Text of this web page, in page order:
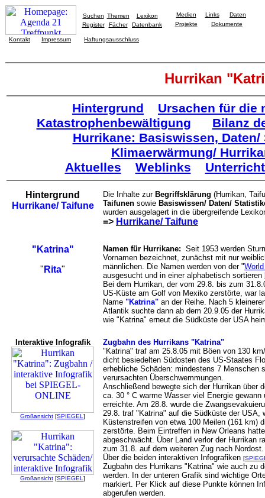
Suchen Themen
Lexikon
Register
Fächer Datenbank
Medien Links
Daten
Projekte
Dokumente
Kontakt Impressum Haftungsausschluss
Hurrikan
Hintergrund
Ursachen für die
Katastrophenbewältigung
Bilanz
Hurrikane: Basiswissen,
Klimaerwärmung/
Aktuelles
Weblinks
Hintergrund
Hurrikane/ Taifune
Die Inhalte zur Begriffsklärung (Hurrikan,
Taifunen sowie Basiswissen/ Daten/
wurden ausgelagert in die übergreifende
=> Hurrikane/ Taifune
"Katrina"
" Rita"
Namen für Hurrikane: Seit 1953 werden
Vornamen bezeichnet, zunächst mit nur
männlichen. Die Namen werden von der "
ausgesucht und in einer alphabetisch sortieren
Bei dem Hurrikan, der vom 29.8. bis zum
US-Küste am Golf von Mexiko zerstörte, war
Name "Katrina" an der Reihe. Nach 5
Atlantik suchte dann ab dem 20.9.05 der
wie "Katrina" erneut die Südküste der USA
Interaktive Infografik
Großansicht [SPIEGEL ]
Großansicht [SPIEGEL ]
Zugbahn des Hurrikans "Katrina"
"Katrina" traf am 25.8.05 mit Böen von 130
dicht besiedelten Südosten des US-Staates
erhebliche Schäden: mindestens 7 Menschen
verursachten Überschwemmungen.
Anschließend bewegte sich der Hurrikan über
ca. 30 ° C warme Wasser viel Energie
erreichte. Am 28.8. wurde die
29.8. traf "Katrina" auf die Südküste der USA,
Küstenstreifen von etwa 100 Meilen (161 km)
zerstörte. Beim Eintreffen in New Orleans
abgeschwächt. Über Land verlor der Hurrikan
zum 31.8. auf dem weiteren Zug nach Nordost.
Über die beiden interaktiven Infografiken [
Zugbahn des Hurrikans "Katrina" wie auch zu
werden. In der unteren Grafik sind wichtige
markiert. Per Klick auf diese Punkte können
abgerufen werden.